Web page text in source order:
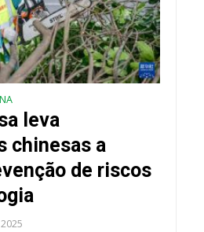
leva
chinesas a
de riscos